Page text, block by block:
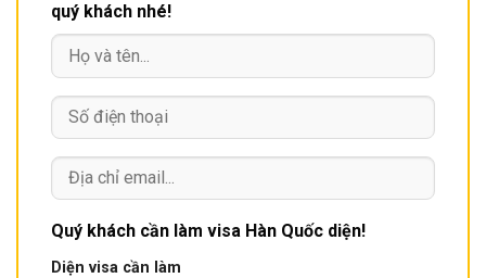
quý khách nhé!
Quý khách cần làm visa Hàn Quốc diện!
Diện visa cần làm